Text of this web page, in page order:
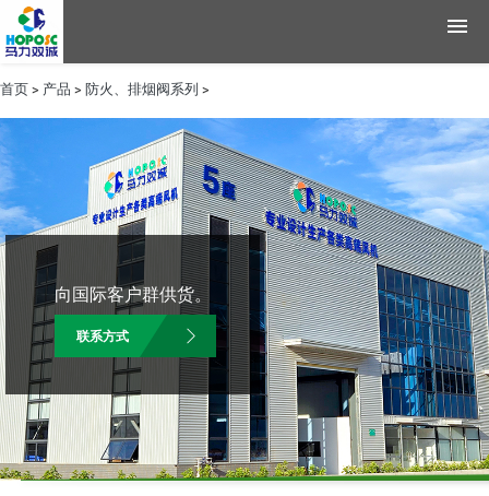
产品
资料
新闻
公司简介
联系方式
English Chinese
首页> 产品 > 防火、排烟阀系列 >
向国际客户群供货。
联系方式